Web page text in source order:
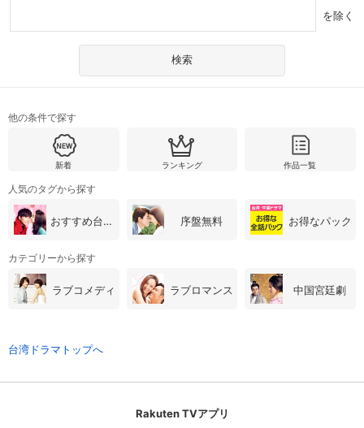
を除く
他の条件で探す
新着 ランキング 作品一覧
人気のタグから探す
おすすめ台湾・中国ドラマ 序盤無料 お得なパック
カテゴリーから探す
ラブコメディ ラブロマンス 中国宮廷劇
台湾ドラマトップへ
Rakuten TVアプリ